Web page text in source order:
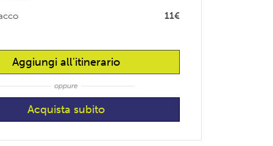
11€
Aggiungi all'itinerario
oppure